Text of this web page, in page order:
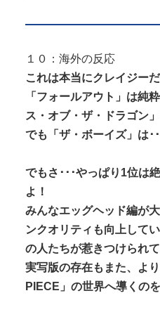
１０：海外の反応
これは本当にクレイジー
「フォールアウト」は純
ス・オブ・ザ・ドラゴン
でも「ザ・ボーイズ」は･
でもさ･･･やっぱり1位は
よ！
みんなエッグヘッド編が
ンクオリティも向上して
の人たちが惹きつけられて
実写版の存在もまた、よ
PIECE」の世界へ導くの